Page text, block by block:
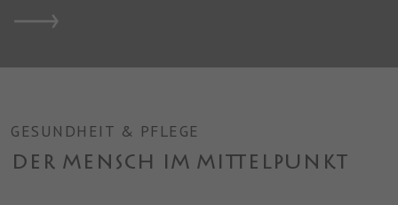
GESUNDHEIT & PFLEGE
DER MENSCH IM MITTELPUNKT